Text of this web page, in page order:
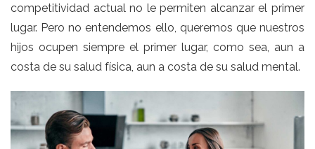
competitividad actual no le permiten alcanzar el primer
lugar. Pero no entendemos ello, queremos que nuestros
hijos ocupen siempre el primer lugar, como sea, aun a
costa de su salud física, aun a costa de su salud mental.